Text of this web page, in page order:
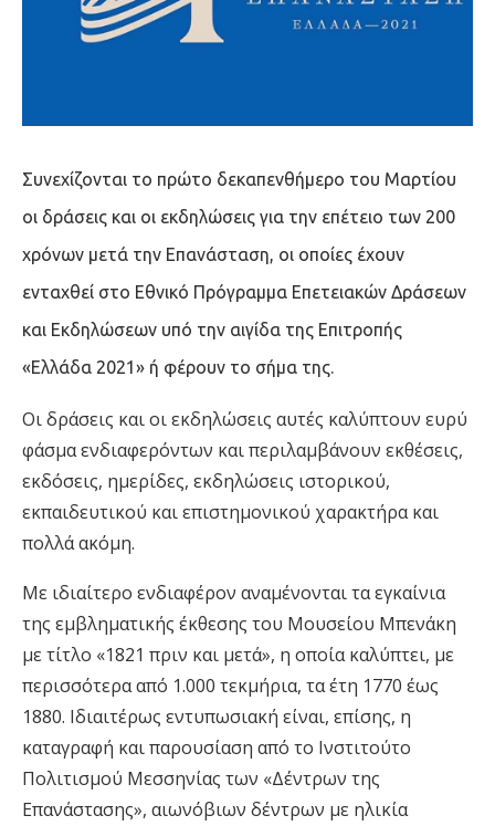
Συνεχίζονται το πρώτο δεκαπενθήμερο του Μαρτίου
οι δράσεις και οι εκδηλώσεις για την επέτειο των 200
χρόνων μετά την Επανάσταση, οι οποίες έχουν
ενταχθεί στο Εθνικό Πρόγραμμα Επετειακών Δράσεων
και Εκδηλώσεων υπό την αιγίδα της Επιτροπής
«Ελλάδα 2021» ή φέρουν το σήμα της.
Οι δράσεις και οι εκδηλώσεις αυτές καλύπτουν ευρύ
φάσμα ενδιαφερόντων και περιλαμβάνουν εκθέσεις,
εκδόσεις, ημερίδες, εκδηλώσεις ιστορικού,
εκπαιδευτικού και επιστημονικού χαρακτήρα και
πολλά ακόμη.
Με ιδιαίτερο ενδιαφέρον αναμένονται τα εγκαίνια
της εμβληματικής έκθεσης του Μουσείου Μπενάκη
με τίτλο «1821 πριν και μετά», η οποία καλύπτει, με
περισσότερα από 1.000 τεκμήρια, τα έτη 1770 έως
1880. Ιδιαιτέρως εντυπωσιακή είναι, επίσης, η
καταγραφή και παρουσίαση από το Ινστιτούτο
Πολιτισμού Μεσσηνίας των «Δέντρων της
Επανάστασης», αιωνόβιων δέντρων με ηλικία